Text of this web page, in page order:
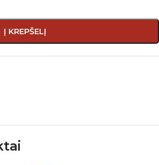
Į KREPŠELĮ